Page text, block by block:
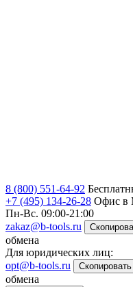
8 (800) 551-64-92
+7 (495) 134-26-28 Офис в
Пн-Вс. 09:00-21:00
zakaz@b-tools.ru
обмена
Для юридических лиц:
opt@b-tools.ru
обмена